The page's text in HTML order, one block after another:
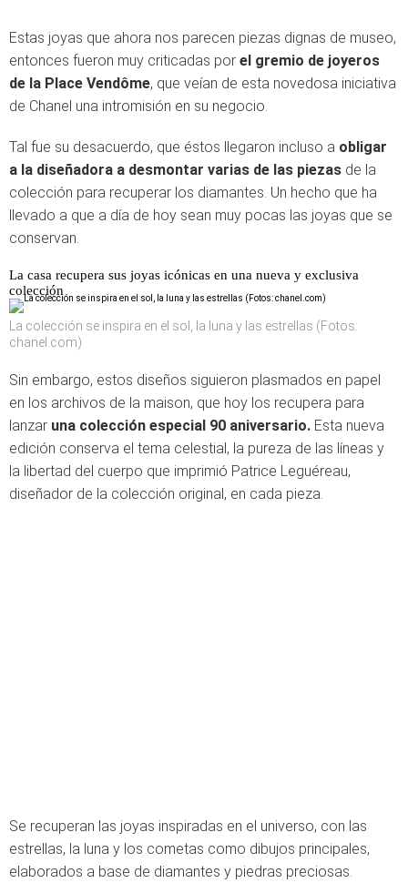
Estas joyas que ahora nos parecen piezas dignas de museo,
entonces fueron muy criticadas por el gremio de joyeros
de la Place Vendôme, que veían de esta novedosa iniciativa
de Chanel una intromisión en su negocio.
Tal fue su desacuerdo, que éstos llegaron incluso a obligar
a la diseñadora a desmontar varias de las piezas de la
colección para recuperar los diamantes. Un hecho que ha
llevado a que a día de hoy sean muy pocas las joyas que se
conservan.
La casa recupera sus joyas icónicas en una nueva y exclusiva
colección
La colección se inspira en el sol, la luna y las estrellas (Fotos:
chanel.com)
Sin embargo, estos diseños siguieron plasmados en papel
en los archivos de la maison, que hoy los recupera para
lanzar una colección especial 90 aniversario. Esta nueva
edición conserva el tema celestial, la pureza de las líneas y
la libertad del cuerpo que imprimió Patrice Leguéreau,
diseñador de la colección original, en cada pieza.
Se recuperan las joyas inspiradas en el universo, con las
estrellas, la luna y los cometas como dibujos principales,
elaborados a base de diamantes y piedras preciosas.